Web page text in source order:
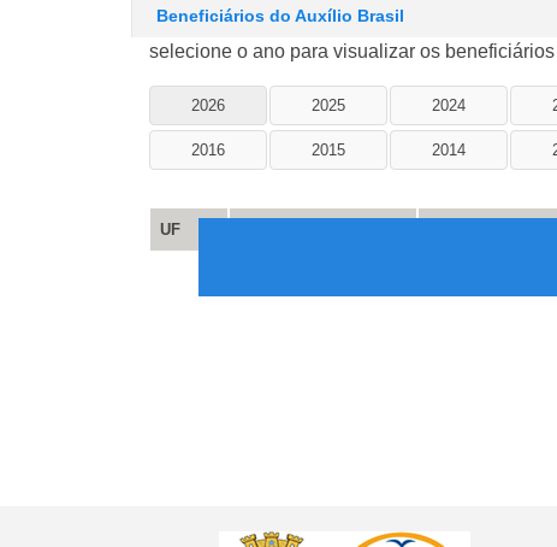
Beneficiários do Auxílio Brasil
selecione o ano para visualizar os beneficiários
2026 2025 2024
2016 2015 2014
UF